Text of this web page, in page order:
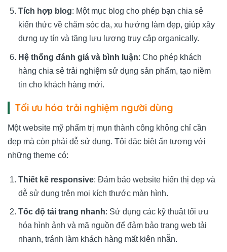
Tích hợp blog: Một mục blog cho phép bạn chia sẻ
kiến thức về chăm sóc da, xu hướng làm đẹp, giúp xây
dựng uy tín và tăng lưu lượng truy cập organically.
Hệ thống đánh giá và bình luận: Cho phép khách
hàng chia sẻ trải nghiệm sử dụng sản phẩm, tạo niềm
tin cho khách hàng mới.
Tối ưu hóa trải nghiệm người dùng
Một website mỹ phẩm trị mụn thành công không chỉ cần
đẹp mà còn phải dễ sử dụng. Tôi đặc biệt ấn tượng với
những theme có:
Thiết kế responsive: Đảm bảo website hiển thị đẹp và
dễ sử dụng trên mọi kích thước màn hình.
Tốc độ tải trang nhanh: Sử dụng các kỹ thuật tối ưu
hóa hình ảnh và mã nguồn để đảm bảo trang web tải
nhanh, tránh làm khách hàng mất kiên nhẫn.